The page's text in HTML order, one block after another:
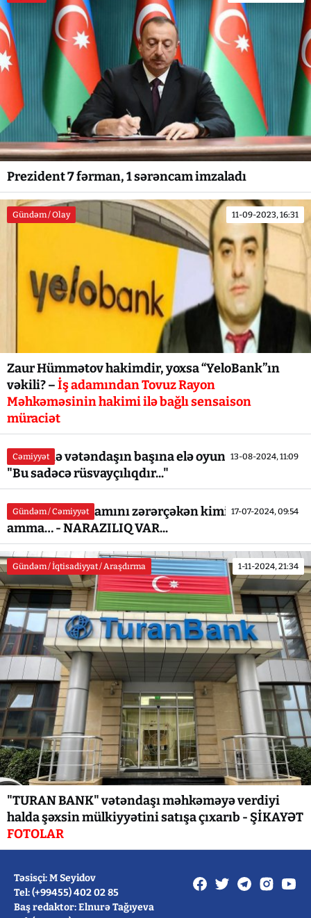
Prezident 7 fərman, 1 sərəncam imzaladı
Gündəm / Olay 11-09-2023, 16:31
Zaur Hümmətov hakimdir, yoxsa “YeloBank”ın
vəkili? –İş adamından Tovuz Rayon
Məhkəməsinin hakimi ilə bağlı sensaison
müraciət
Cəmiyyət 13-08-2024, 11:09
Qəbələdə vətəndaşın başına elə oyun açdılar ki... -
"Bu sadəcə rüsvayçılıqdır..."
Gündəm / Cəmiyyət 17-07-2024, 09:54
Məhkəmə iş adamını zərərçəkən kimi tanıdı,
amma… - NARAZILIQ VAR...
Gündəm / İqtisadiyyat / Araşdırma 1-11-2024, 21:34
"TURAN BANK" vətəndaşı məhkəməyə verdiyi
halda şəxsin mülkiyyətini satışa çıxarıb - ŞİKAYƏT
FOTOLAR
Təsisçi: M Seyidov
Tel: (+99455) 402 02 85
Baş redaktor: Elnurə Tağıyeva